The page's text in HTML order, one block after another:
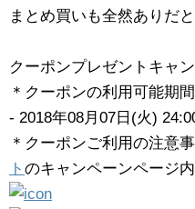
まとめ買いも全然ありだ
クーポンプレゼントキャ
＊クーポンの利用可能期
- 2018年08月07日(火)
＊クーポンご利用の注意
ト のキャンペーンページ